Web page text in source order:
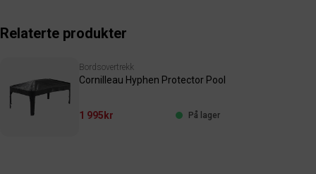
Relaterte produkter
Bordsovertrekk
Cornilleau Hyphen Protector Pool
1 995kr På lager